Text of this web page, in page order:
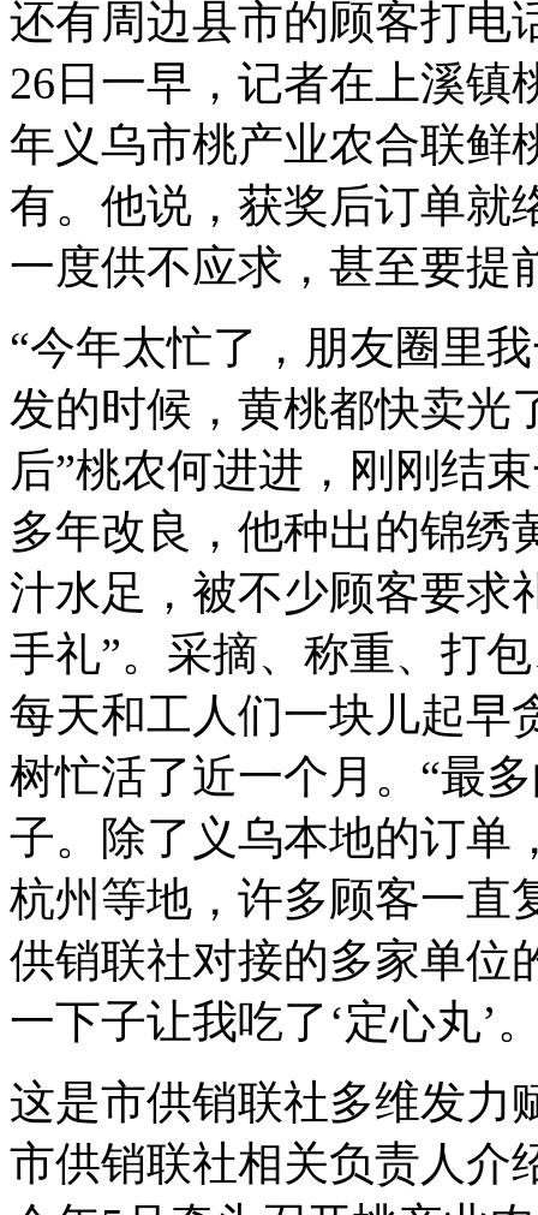
还有周边县市的顾客打电
26日一早，记者在上溪镇
年义乌市桃产业农合联鲜
有。他说，获奖后订单就
一度供不应求，甚至要提
“今年太忙了，朋友圈里
发的时候，黄桃都快卖光
后”桃农何进进，刚刚结
多年改良，他种出的锦绣
汁水足，被不少顾客要求
手礼”。采摘、称重、打
每天和工人们一块儿起早
树忙活了近一个月。“最
子。除了义乌本地的订单
杭州等地，许多顾客一直
供销联社对接的多家单位
一下子让我吃了‘定心丸’
这是市供销联社多维发力
市供销联社相关负责人介